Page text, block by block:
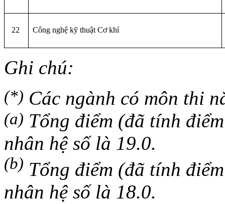
22 Công nghệ kỹ thuật Cơ khí
Ghi chú:
(*) Các ngành có môn thi
(a) Tổng điểm (đã tính
nhân hệ số là 19.0.
(b) Tổng điểm (đã tính
nhân hệ số là 18.0.